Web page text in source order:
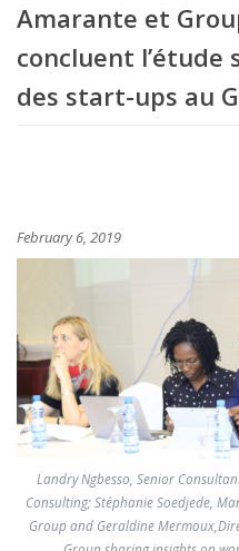
Amarante et
concluent l’étude
des start-ups au
February 6, 2019
Landry Ngbesso, Senior
Consulting; Stéphanie Soedjede,
Group and Geraldine